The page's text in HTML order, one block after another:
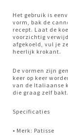
Het gebruik is
vorm, bak de
recept. Laat de
voorzichtig
afgekoeld, vul je
heerlijk krokant.
De vormen zijn
keer op keer
van de Italiaanse
die graag zelf bakt.
Specificaties
• Merk: Patisse